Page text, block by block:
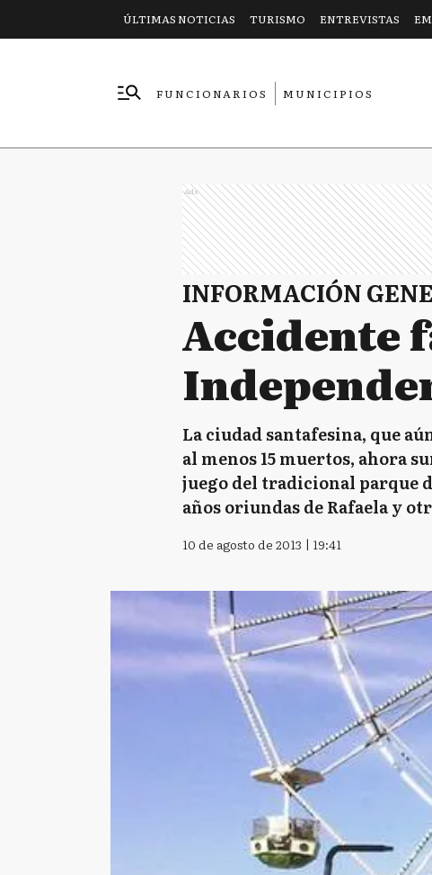
ÚLTIMAS NOTICIAS TURISMO ENTREVISTAS
FUNCIONARIOS
MUNICIPIOS
Ads
INFORMACIÓN
Accidente
La ciudad santafesina, que
al menos 15 muertos, ahora
juego del tradicional parque
años oriundas de Rafaela y
10 de agosto de 2013 | 19:41